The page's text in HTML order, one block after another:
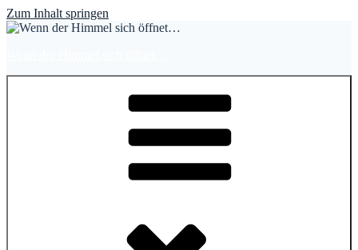
Zum Inhalt springen